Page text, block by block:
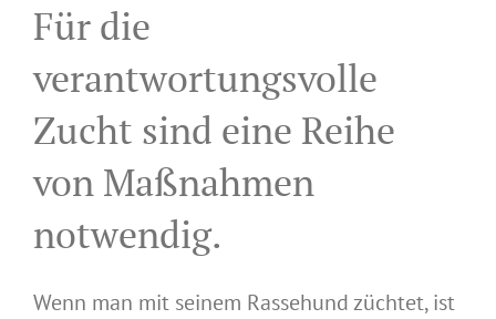
Für die
verantwortungsvolle
Zucht sind eine Reihe
von Maßnahmen
notwendig.
Wenn man mit seinem Rassehund züchtet, ist